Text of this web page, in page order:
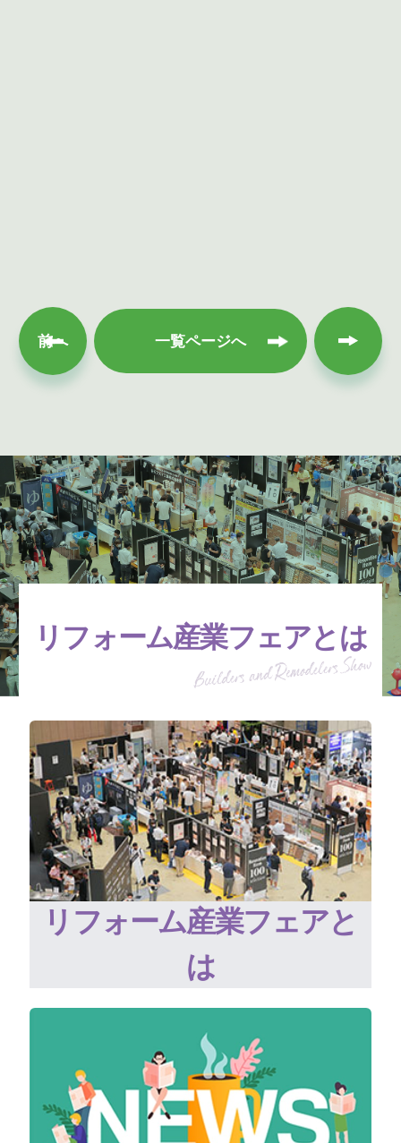
前へ 一覧ページへ
次へ
リフォーム産業フェアとは
リフォーム産業フェアと
は